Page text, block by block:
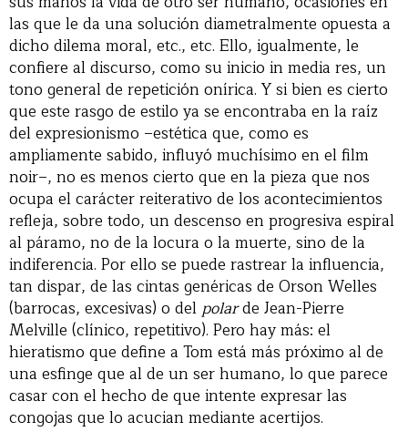
las que le da una solución diametralmente opuesta a
dicho dilema moral, etc., etc. Ello, igualmente, le
confiere al discurso, como su inicio in media res, un
tono general de repetición onírica. Y si bien es cierto
que este rasgo de estilo ya se encontraba en la raíz
del expresionismo –estética que, como es
ampliamente sabido, influyó muchísimo en el film
noir–, no es menos cierto que en la pieza que nos
ocupa el carácter reiterativo de los acontecimientos
refleja, sobre todo, un descenso en progresiva espiral
al páramo, no de la locura o la muerte, sino de la
indiferencia. Por ello se puede rastrear la influencia,
tan dispar, de las cintas genéricas de Orson Welles
(barrocas, excesivas) o del polarde Jean-Pierre
Melville (clínico, repetitivo). Pero hay más: el
hieratismo que define a Tom está más próximo al de
una esfinge que al de un ser humano, lo que parece
casar con el hecho de que intente expresar las
congojas que lo acucian mediante acertijos.